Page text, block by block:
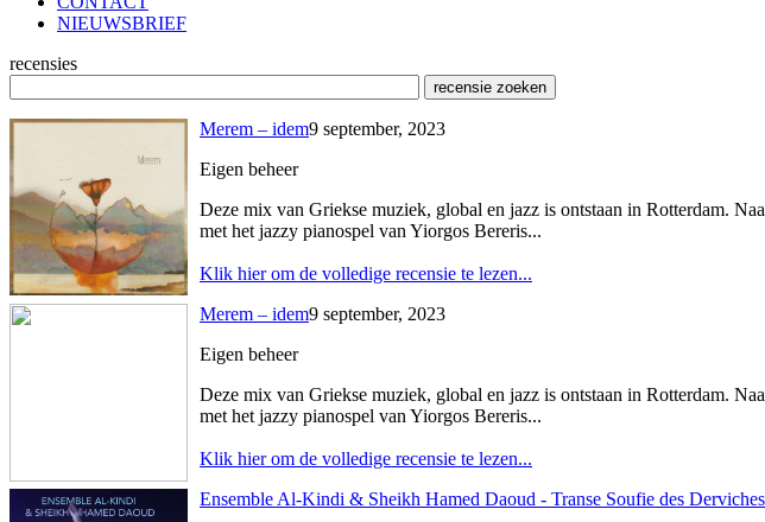
NIEUWSBRIEF
recensies
Merem – idem9 september, 2023
Eigen beheer
Deze mix van Griekse muziek, global en jazz is ontstaan in Rotterdam.
met het jazzy pianospel van Yiorgos Bereris...
Klik hier om de volledige recensie te lezen...
Merem – idem9 september, 2023
Eigen beheer
Deze mix van Griekse muziek, global en jazz is ontstaan in Rotterdam.
met het jazzy pianospel van Yiorgos Bereris...
Klik hier om de volledige recensie te lezen...
Ensemble Al-Kindi & Sheikh Hamed Daoud - Transe Soufie des